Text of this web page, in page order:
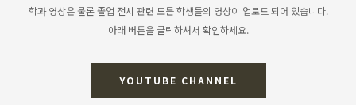
학과 영상은 물론 졸업 전시 관련 모든 학생들의 영상이 업로드 되어 있습니다.
아래 버튼을 클릭하셔서 확인하세요.
YOUTUBE CHANNEL